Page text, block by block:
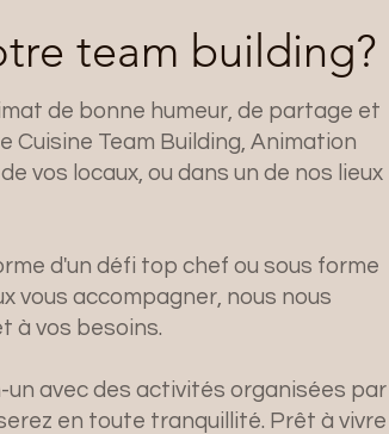
team building?
de bonne humeur, de partage et
Cuisine Team Building, Animation
vos locaux, ou dans un de nos lieux
d'un défi top chef ou sous forme
vous accompagner, nous nous
à vos besoins.
avec des activités organisées par
en toute tranquillité. Prêt à vivre